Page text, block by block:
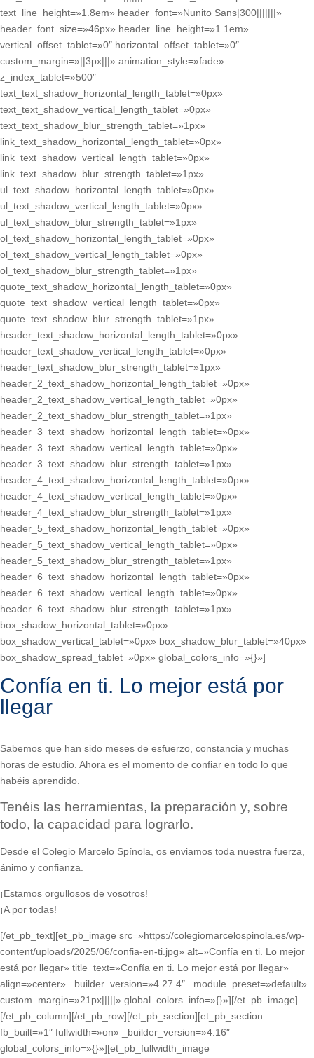
text_line_height=»1.8em» header_font=»Nunito Sans|300|||||||»
header_font_size=»46px» header_line_height=»1.1em»
vertical_offset_tablet=»0″ horizontal_offset_tablet=»0″
custom_margin=»||3px|||» animation_style=»fade»
z_index_tablet=»500″
text_text_shadow_horizontal_length_tablet=»0px»
text_text_shadow_vertical_length_tablet=»0px»
text_text_shadow_blur_strength_tablet=»1px»
link_text_shadow_horizontal_length_tablet=»0px»
link_text_shadow_vertical_length_tablet=»0px»
link_text_shadow_blur_strength_tablet=»1px»
ul_text_shadow_horizontal_length_tablet=»0px»
ul_text_shadow_vertical_length_tablet=»0px»
ul_text_shadow_blur_strength_tablet=»1px»
ol_text_shadow_horizontal_length_tablet=»0px»
ol_text_shadow_vertical_length_tablet=»0px»
ol_text_shadow_blur_strength_tablet=»1px»
quote_text_shadow_horizontal_length_tablet=»0px»
quote_text_shadow_vertical_length_tablet=»0px»
quote_text_shadow_blur_strength_tablet=»1px»
header_text_shadow_horizontal_length_tablet=»0px»
header_text_shadow_vertical_length_tablet=»0px»
header_text_shadow_blur_strength_tablet=»1px»
header_2_text_shadow_horizontal_length_tablet=»0px»
header_2_text_shadow_vertical_length_tablet=»0px»
header_2_text_shadow_blur_strength_tablet=»1px»
header_3_text_shadow_horizontal_length_tablet=»0px»
header_3_text_shadow_vertical_length_tablet=»0px»
header_3_text_shadow_blur_strength_tablet=»1px»
header_4_text_shadow_horizontal_length_tablet=»0px»
header_4_text_shadow_vertical_length_tablet=»0px»
header_4_text_shadow_blur_strength_tablet=»1px»
header_5_text_shadow_horizontal_length_tablet=»0px»
header_5_text_shadow_vertical_length_tablet=»0px»
header_5_text_shadow_blur_strength_tablet=»1px»
header_6_text_shadow_horizontal_length_tablet=»0px»
header_6_text_shadow_vertical_length_tablet=»0px»
header_6_text_shadow_blur_strength_tablet=»1px»
box_shadow_horizontal_tablet=»0px»
box_shadow_vertical_tablet=»0px» box_shadow_blur_tablet=»40px»
box_shadow_spread_tablet=»0px» global_colors_info=»{}»]
Confía en ti. Lo mejor está por
llegar
Sabemos que han sido meses de esfuerzo, constancia y muchas
horas de estudio. Ahora es el momento de confiar en todo lo que
habéis aprendido.
Tenéis las herramientas, la preparación y, sobre
todo, la capacidad para lograrlo.
Desde el Colegio Marcelo Spínola, os enviamos toda nuestra fuerza,
ánimo y confianza.
¡Estamos orgullosos de vosotros!
¡A por todas!
[/et_pb_text][et_pb_image src=»https://colegiomarcelospinola.es/wp-
content/uploads/2025/06/confia-en-ti.jpg» alt=»Confía en ti. Lo mejor
está por llegar» title_text=»Confía en ti. Lo mejor está por llegar»
align=»center» _builder_version=»4.27.4″ _module_preset=»default»
custom_margin=»21px|||||» global_colors_info=»{}»][/et_pb_image]
[/et_pb_column][/et_pb_row][/et_pb_section][et_pb_section
fb_built=»1″ fullwidth=»on» _builder_version=»4.16″
global_colors_info=»{}»][et_pb_fullwidth_image